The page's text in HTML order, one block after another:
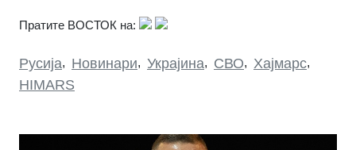
Пратите ВОСТОК на:
Русија, Новинари, Украјина, СВО, Хајмарс,
HIMARS